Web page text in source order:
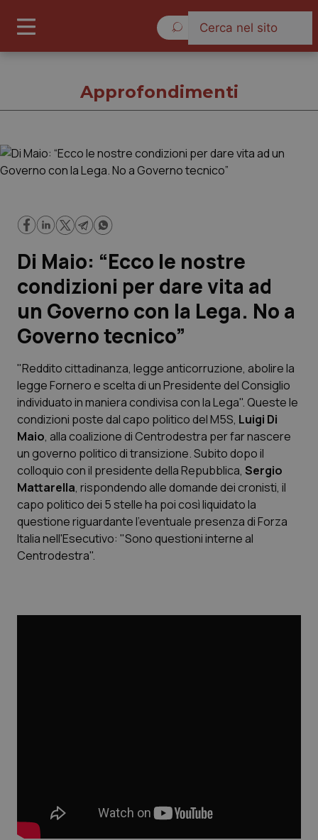
Governo e Parlamento
Regioni e Asl
Lavoro e Professioni
Studi e Analisi
Lettere al direttore
Edizioni Regionali
QS Pro
Professionisti Sanitari.AI
Liguria
Disturbi dell’umore
Approfondimenti
Di Maio: “Ecco le nostre
condizioni per dare vita ad
un Governo con la Lega. No a
Governo tecnico”
"Reddito cittadinanza, legge anticorruzione, abolire la
legge Fornero e scelta di un Presidente del Consiglio
individuato in maniera condivisa con la Lega". Queste le
condizioni poste dal capo politico del M5S, Luigi Di
Maio, alla coalizione di Centrodestra per far nascere
un governo politico di transizione. Subito dopo il
colloquio con il presidente della Repubblica, Sergio
Mattarella, rispondendo alle domande dei cronisti, il
capo politico dei 5 stelle ha poi così liquidato la
questione riguardante l'eventuale presenza di Forza
Italia nell'Esecutivo: "Sono questioni interne al
Centrodestra".